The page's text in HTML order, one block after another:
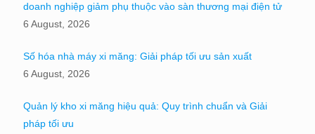
doanh nghiệp giảm phụ thuộc vào sàn thương mại điện tử
6 August, 2026
Số hóa nhà máy xi măng: Giải pháp tối ưu sản xuất
6 August, 2026
Quản lý kho xi măng hiệu quả: Quy trình chuẩn và Giải
pháp tối ưu